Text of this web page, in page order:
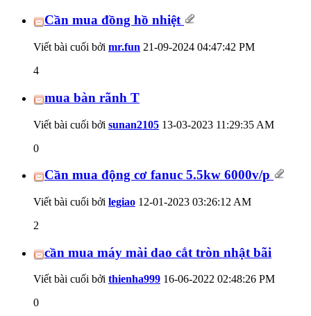
Cần mua đồng hồ nhiệt
Viết bài cuối bởi mr.fun 21-09-2024 04:47:42 PM
4
mua bàn rãnh T
Viết bài cuối bởi sunan2105 13-03-2023 11:29:35 AM
0
Cần mua động cơ fanuc 5.5kw 6000v/p
Viết bài cuối bởi legiao 12-01-2023 03:26:12 AM
2
cần mua máy mài dao cắt tròn nhật bãi
Viết bài cuối bởi thienha999 16-06-2022 02:48:26 PM
0